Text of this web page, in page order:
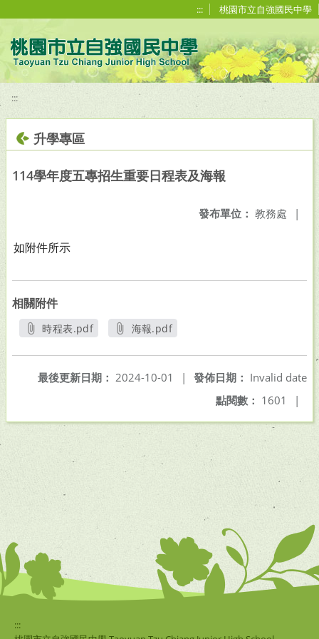
::: 桃園市立自強國民中學
:::
升學專區
114學年度五專招生重要日程表及海報
發布單位： 教務處 |
如附件所示
相關附件
時程表.pdf
海報.pdf
發佈日期： Invalid date
最後更新日期： 2024-10-01
|
點閱數： 1601 |
:::